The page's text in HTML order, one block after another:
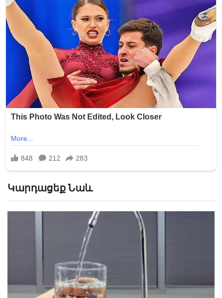
Կարդացեք Նաև
Վարորդները չեն տուգանվի մուգ ապակիների
համար (տեսանյութ)